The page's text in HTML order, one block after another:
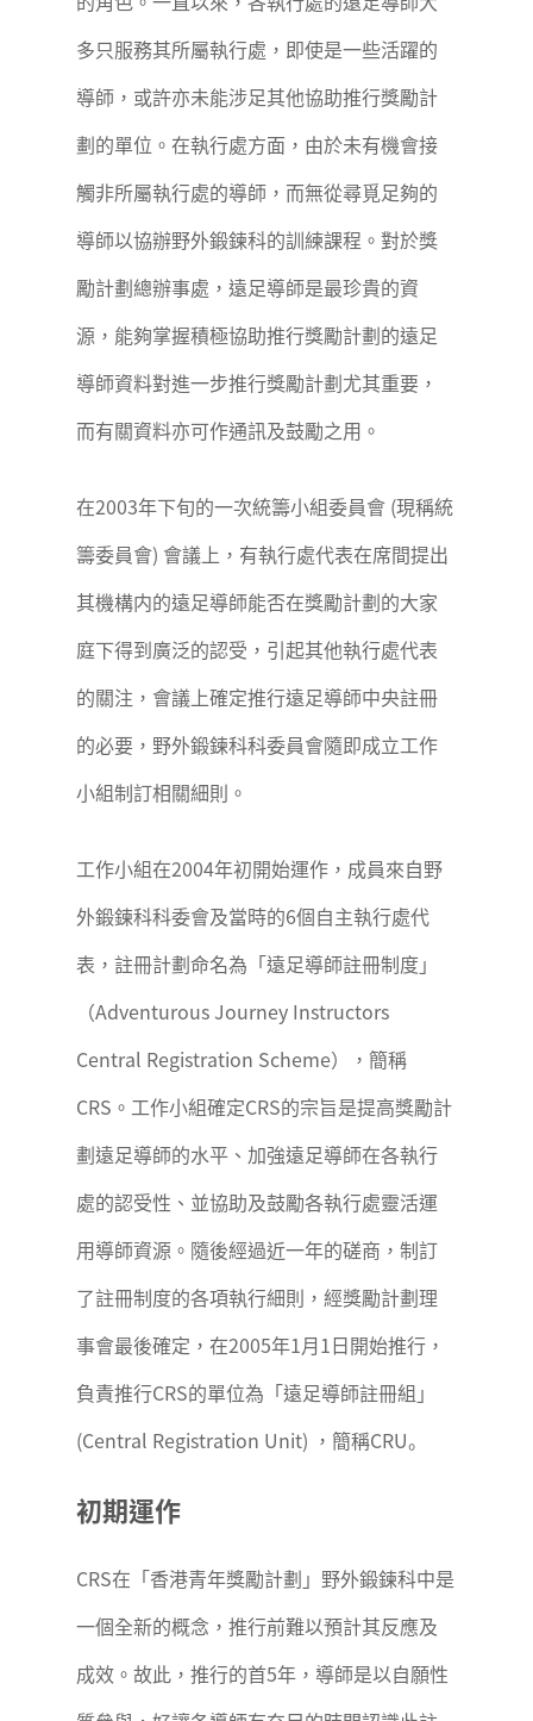
多只服務其所屬執行處，即使是一些活躍的
導師，或許亦未能涉足其他協助推行獎勵計
劃的單位。在執行處方面，由於未有機會接
觸非所屬執行處的導師，而無從尋覓足夠的
導師以協辦野外鍛鍊科的訓練課程。對於獎
勵計劃總辦事處，遠足導師是最珍貴的資
源，能夠掌握積極協助推行獎勵計劃的遠足
導師資料對進一步推行獎勵計劃尤其重要，
而有關資料亦可作通訊及鼓勵之用。
在2003年下旬的一次統籌小組委員會 (現稱統
籌委員會) 會議上，有執行處代表在席間提出
其機構内的遠足導師能否在獎勵計劃的大家
庭下得到廣泛的認受，引起其他執行處代表
的關注，會議上確定推行遠足導師中央註冊
的必要，野外鍛鍊科科委員會隨即成立工作
小組制訂相關細則。
工作小組在2004年初開始運作，成員來自野
外鍛鍊科科委會及當時的6個自主執行處代
表，註冊計劃命名為「遠足導師註冊制度」
（Adventurous Journey Instructors
Central Registration Scheme），簡稱
CRS。工作小組確定CRS的宗旨是提高獎勵計
劃遠足導師的水平、加強遠足導師在各執行
處的認受性、並協助及鼓勵各執行處靈活運
用導師資源。隨後經過近一年的磋商，制訂
了註冊制度的各項執行細則，經獎勵計劃理
事會最後確定，在2005年1月1日開始推行，
負責推行CRS的單位為「遠足導師註冊組」
(Central Registration Unit) ，簡稱CRU。
初期運作
CRS在「香港青年獎勵計劃」野外鍛鍊科中是
一個全新的概念，推行前難以預計其反應及
成效。故此，推行的首5年，導師是以自願性